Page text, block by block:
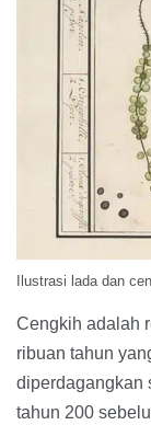
Ilustrasi lada dan
Cengkih adalah
ribuan tahun
diperdagangkan
tahun 200